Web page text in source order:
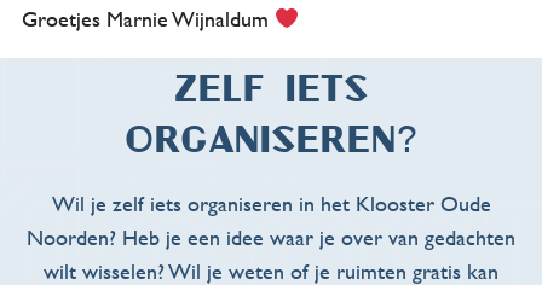
Groetjes Marnie Wijnaldum
Zelf iets
organiseren?
Wil je zelf iets organiseren in het Klooster Oude
Noorden? Heb je een idee waar je over van gedachten
wilt wisselen? Wil je weten of je ruimten gratis kan